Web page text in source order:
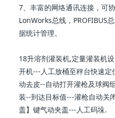
7、丰富的网络通讯连接，可
LonWorks总线，PROFIBUS
据统计管理。
18升溶剂灌装机,定量灌装机设
开机---人工放桶至秤台快速
动去皮--自动打开灌枪及球阀
装--到达目标值---灌枪自动关
盖】键气动夹盖---人工码垛.